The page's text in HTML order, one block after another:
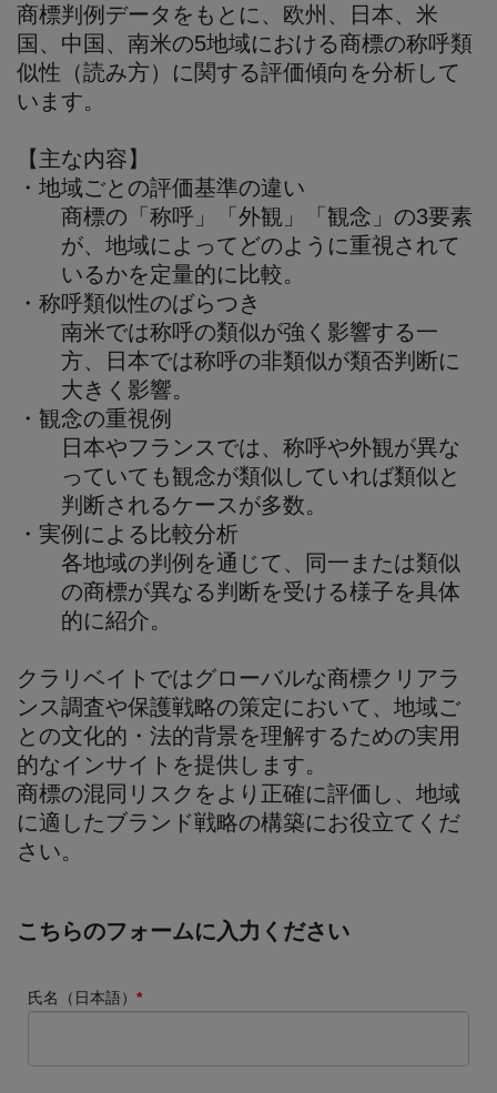
商標判例データをもとに、欧州、日本、米
国、中国、南米の5地域における商標の称呼類
似性（読み方）に関する評価傾向を分析して
います。
【主な内容】
・地域ごとの評価基準の違い
商標の「称呼」「外観」「観念」の3要素
が、地域によってどのように重視されて
いるかを定量的に比較。
・称呼類似性のばらつき
南米では称呼の類似が強く影響する一
方、日本では称呼の非類似が類否判断に
大きく影響。
・観念の重視例
日本やフランスでは、称呼や外観が異な
っていても観念が類似していれば類似と
判断されるケースが多数。
・実例による比較分析
各地域の判例を通じて、同一または類似
の商標が異なる判断を受ける様子を具体
的に紹介。
クラリベイトではグローバルな商標クリアラ
ンス調査や保護戦略の策定において、地域ご
との文化的・法的背景を理解するための実用
的なインサイトを提供します。
商標の混同リスクをより正確に評価し、地域
に適したブランド戦略の構築にお役立てくだ
さい。
こちらのフォームに入力ください
氏名（日本語） *